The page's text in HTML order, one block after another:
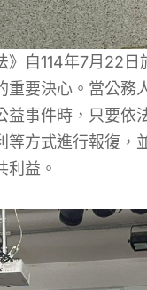
自114年7月22
要決心。當公務
事件時，只要依
方式進行報復，
利益。